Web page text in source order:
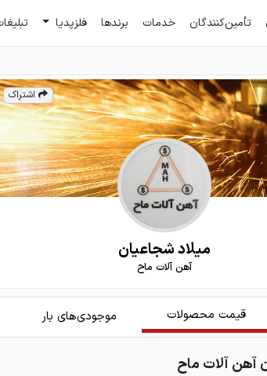
تأمین‌کنندگان خدمات برندها فلزپدیا
اشتراک
میلاد شجاعیان
آهن آلات ماح
قیمت محصولات موجودی‌های بار
آهن آلات ماح